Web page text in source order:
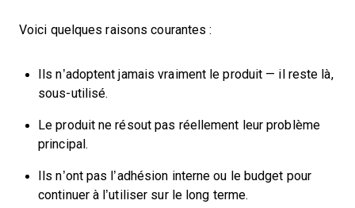
Voici quelques raisons courantes :
Ils n’adoptent jamais vraiment le produit — il reste là,
sous-utilisé.
Le produit ne résout pas réellement leur problème
principal.
Ils n’ont pas l’adhésion interne ou le budget pour
continuer à l’utiliser sur le long terme.